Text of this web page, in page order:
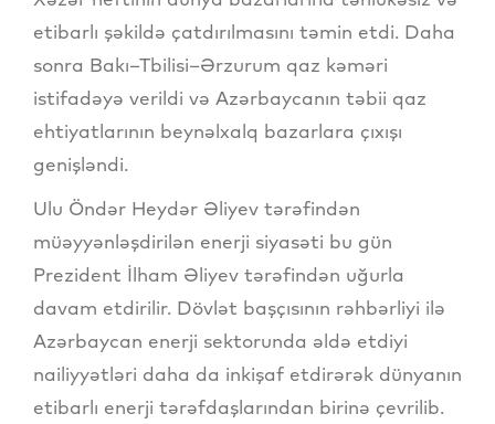
etibarlı şəkildə çatdırılmasını təmin etdi. Daha
sonra Bakı–Tbilisi–Ərzurum qaz kəməri
istifadəyə verildi və Azərbaycanın təbii qaz
ehtiyatlarının beynəlxalq bazarlara çıxışı
genişləndi.
Ulu Öndər Heydər Əliyev tərəfindən
müəyyənləşdirilən enerji siyasəti bu gün
Prezident İlham Əliyev tərəfindən uğurla
davam etdirilir. Dövlət başçısının rəhbərliyi ilə
Azərbaycan enerji sektorunda əldə etdiyi
nailiyyətləri daha da inkişaf etdirərək dünyanın
etibarlı enerji tərəfdaşlarından birinə çevrilib.